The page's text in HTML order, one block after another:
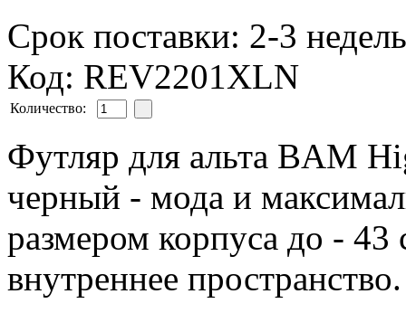
Срок поставки: 2-3 недель
Код: REV2201XLN
Количество:
Футляр для альта BAM
черный - мода и
размером корпуса до -
внутреннее пространство.